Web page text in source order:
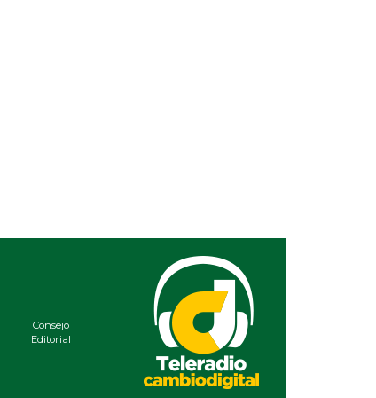
Consejo
Editorial